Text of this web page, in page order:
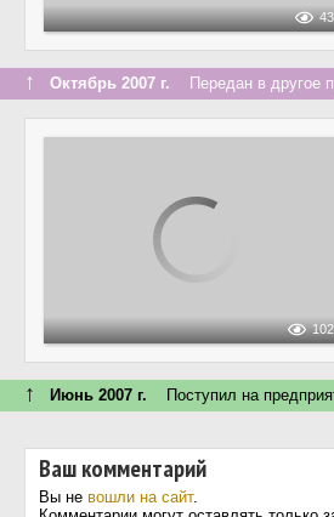
↑ Октябрь 2007 г. Передан в другое
↑ Июнь 2007 г. Поступил на
Ваш комментарий
Вы не вошли на сайт.